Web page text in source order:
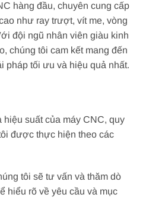
hàng đầu, chuyên cung cấp
như ray trượt, vít me, vòng
đội ngũ nhân viên giàu kinh
chúng tôi cam kết mang đến
pháp tối ưu và hiệu quả nhất.
suất của máy CNC, quy
được thực hiện theo các
tôi sẽ tư vấn và thăm dò
hiểu rõ về yêu cầu và mục